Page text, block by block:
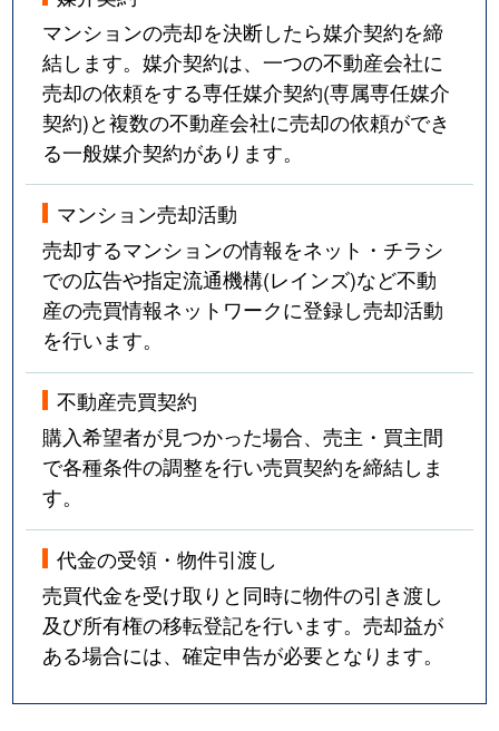
マンションの売却を決断したら媒介契約を締
結します。媒介契約は、一つの不動産会社に
売却の依頼をする専任媒介契約(専属専任媒介
契約)と複数の不動産会社に売却の依頼ができ
る一般媒介契約があります。
マンション売却活動
売却するマンションの情報をネット・チラシ
での広告や指定流通機構(レインズ)など不動
産の売買情報ネットワークに登録し売却活動
を行います。
不動産売買契約
購入希望者が見つかった場合、売主・買主間
で各種条件の調整を行い売買契約を締結しま
す。
代金の受領・物件引渡し
売買代金を受け取りと同時に物件の引き渡し
及び所有権の移転登記を行います。売却益が
ある場合には、確定申告が必要となります。